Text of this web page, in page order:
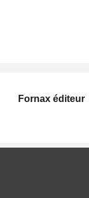
Fornax éditeur